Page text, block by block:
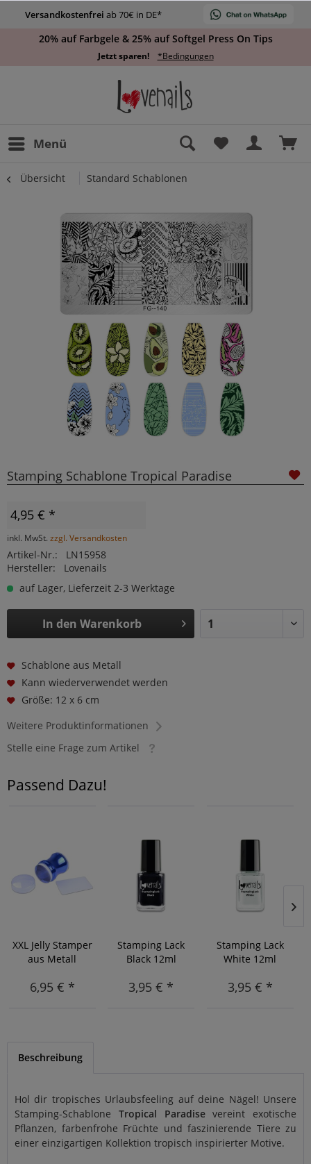
Versandkostenfrei ab 70€ in DE*
20% auf Farbgele & 25% auf Softgel Press On Tips
Jetzt sparen! *Bedingungen
Menü
Übersicht Standard Schablonen
Stamping Schablone Tropical Paradise
4,95 € *
inkl. MwSt. zzgl. Versandkosten
Artikel-Nr.:
LN15958
Hersteller:
Lovenails
auf Lager, Lieferzeit 2-3 Werktage
In den Warenkorb
Schablone aus Metall
Kann wiederverwendet werden
Größe: 12 x 6 cm
Weitere Produktinformationen
Stelle eine Frage zum Artikel
Passend Dazu!
XXL Jelly Stamper
aus Metall
6,95 € *
Stamping Lack
Black 12ml
3,95 € *
Stamping Lack
White 12ml
3,95 € *
Beschreibung
Hol dir tropisches Urlaubsfeeling auf deine Nägel! Unsere
Stamping-Schablone Tropical Paradisevereint exotische
Pflanzen, farbenfrohe Früchte und faszinierende Tiere zu
einer einzigartigen Kollektion tropisch inspirierter Motive.